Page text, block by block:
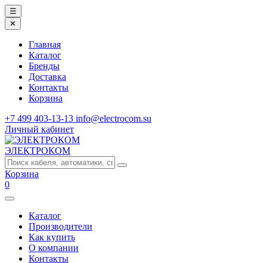
☰
✕
Главная
Каталог
Бренды
Доставка
Контакты
Корзина
+7 499 403-13-13 info@electrocom.su
Личный кабинет
ЭЛЕКТРОКОМ
Корзина
0
Каталог
Производители
Как купить
О компании
Контакты